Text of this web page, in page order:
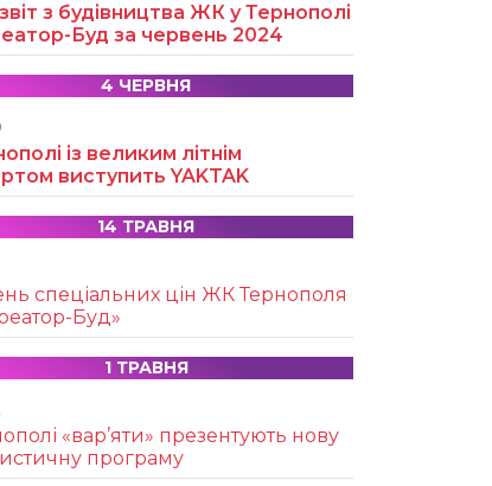
з будівництва ЖК у Тернополі
Буд за червень 2024
4 ЧЕРВНЯ
із великим літнім
виступить YAKTAK
14 ТРАВНЯ
спеціальних цін ЖК Тернополя
Буд»
1 ТРАВНЯ
«вар’яти» презентують нову
програму